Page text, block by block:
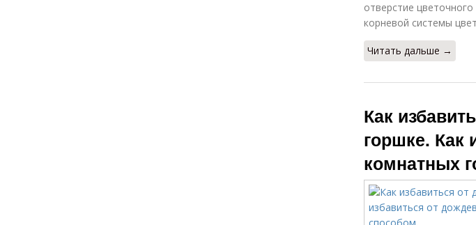
отверстие
корневой системы
Читать дальше →
Как
горшке. Как
комнатных